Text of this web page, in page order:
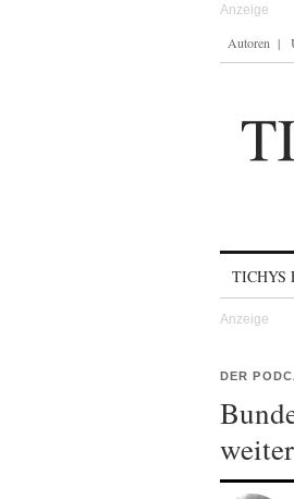
Autoren
TICHYS
DER